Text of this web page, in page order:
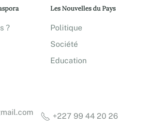
?
Les Nouvelles du Pays
Politique
Société
Education
+227 99 44 20 26